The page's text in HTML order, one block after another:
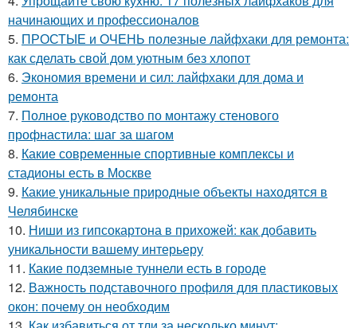
начинающих и профессионалов
5. ПРОСТЫЕ и ОЧЕНЬ полезные лайфхаки для ремонта:
как сделать свой дом уютным без хлопот
6. Экономия времени и сил: лайфхаки для дома и
ремонта
7. Полное руководство по монтажу стенового
профнастила: шаг за шагом
8. Какие современные спортивные комплексы и
стадионы есть в Москве
9. Какие уникальные природные объекты находятся в
Челябинске
10. Ниши из гипсокартона в прихожей: как добавить
уникальности вашему интерьеру
11. Какие подземные туннели есть в городе
12. Важность подставочного профиля для пластиковых
окон: почему он необходим